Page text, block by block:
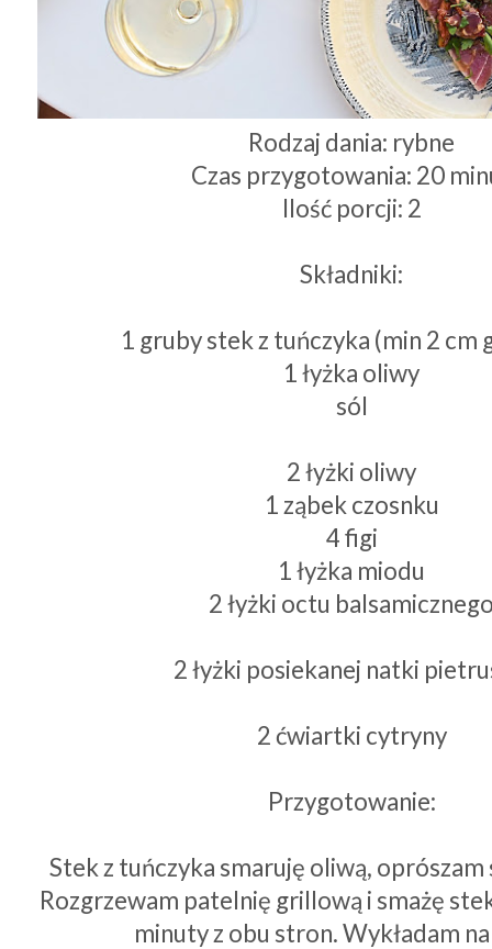
Rodzaj dania: rybne
Czas przygotowania: 20
Ilość porcji: 2
Składniki:
1 gruby stek z tuńczyka (min 2 cm
1 łyżka oliwy
sól
2 łyżki oliwy
1 ząbek czosnku
4 figi
1 łyżka miodu
2 łyżki octu
2 łyżki posiekanej natki
2 ćwiartki cytryny
Przygotowanie:
Stek z tuńczyka smaruję oliwą, oprószam
Rozgrzewam patelnię grillową i smażę
minuty z obu stron. Wykładam